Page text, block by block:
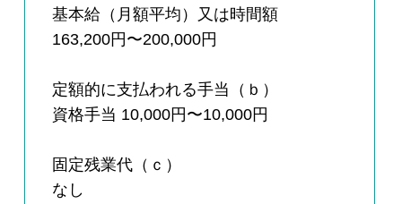
基本給（月額平均）又は時間額
163,200円〜200,000円
定額的に支払われる手当（ｂ）
資格手当 10,000円〜10,000円
固定残業代（ｃ）
なし